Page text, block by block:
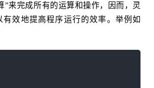
”来完成所有的运算和操作，因而，灵
有效地提高程序运行的效率。举例如